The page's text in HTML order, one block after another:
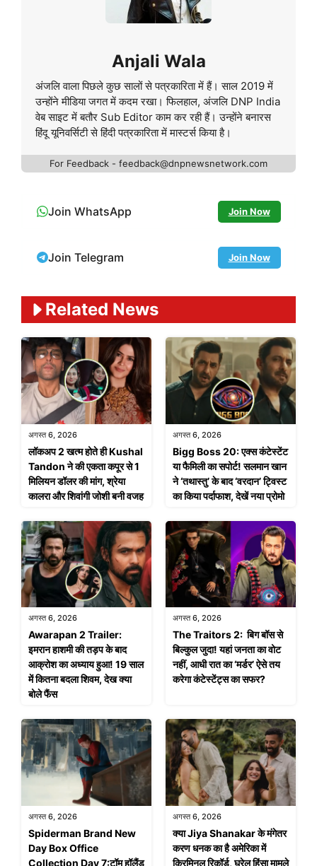
Anjali Wala
अंजलि वाला पिछले कुछ सालों से पत्रकारिता में हैं। साल 2019 में
उन्होंने मीडिया जगत में कदम रखा। फिलहाल, अंजलि DNP India
वेब साइट में बतौर Sub Editor काम कर रही हैं। उन्होंने बनारस
हिंदू यूनिवर्सिटी से हिंदी पत्रकारिता में मास्टर्स किया है।
For Feedback - feedback@dnpnewsnetwork.com
Join WhatsApp Join Now
Join Telegram Join Now
Related News
अगस्त 6, 2026
लॉकअप 2 खत्म होते ही Kushal
Tandon ने की एकता कपूर से 1
मिलियन डॉलर की मांग, श्रेया
कालरा और शिवांगी जोशी बनी वजह
अगस्त 6, 2026
Bigg Boss 20: एक्स कंटेस्टेंट
या फैमिली का सपोर्ट! सलमान खान
ने ‘तथास्तु’ के बाद ‘वरदान’ ट्विस्ट
का किया पर्दाफाश, देखें नया प्रोमो
अगस्त 6, 2026
Awarapan 2 Trailer:
इमरान हाशमी की तड़प के बाद
आक्रोश का अध्याय हुआ! 19 साल
में कितना बदला शिवम, देख क्या
बोले फैंस
अगस्त 6, 2026
The Traitors 2: बिग बॉस से
बिल्कुल जुदा! यहां जनता का वोट
नहीं, आधी रात का ‘मर्डर’ ऐसे तय
करेगा कंटेस्टेंट्स का सफर?
अगस्त 6, 2026
Spiderman Brand New
Day Box Office
Collection Day 7:टॉम हॉलैंड
अगस्त 6, 2026
क्या Jiya Shanakar के मंगेतर
करण धनक का है अमेरिका में
क्रिमिनल रिकॉर्ड, घरेलू हिंसा मामले